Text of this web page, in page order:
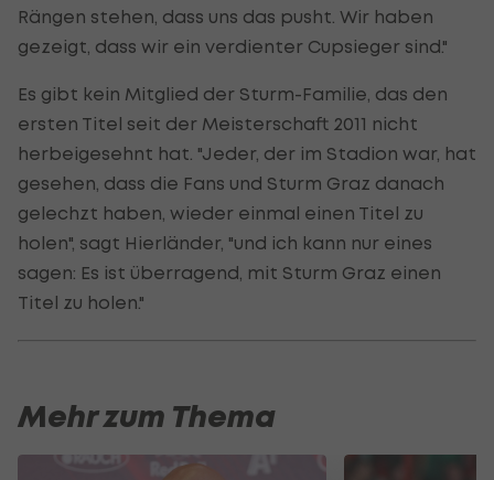
Rängen stehen, dass uns das pusht. Wir haben
gezeigt, dass wir ein verdienter Cupsieger sind."
Es gibt kein Mitglied der Sturm-Familie, das den
ersten Titel seit der Meisterschaft 2011 nicht
herbeigesehnt hat. "Jeder, der im Stadion war, hat
gesehen, dass die Fans und Sturm Graz danach
gelechzt haben, wieder einmal einen Titel zu
holen", sagt Hierländer, "und ich kann nur eines
sagen: Es ist überragend, mit Sturm Graz einen
Titel zu holen."
Mehr zum Thema